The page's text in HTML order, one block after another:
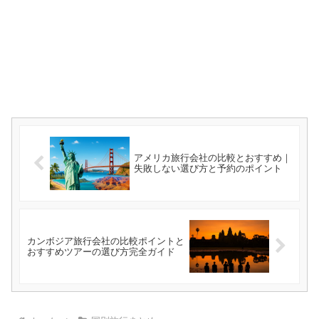
アメリカ旅行会社の比較とおすすめ｜
失敗しない選び方と予約のポイント
カンボジア旅行会社の比較ポイントと
おすすめツアーの選び方完全ガイド